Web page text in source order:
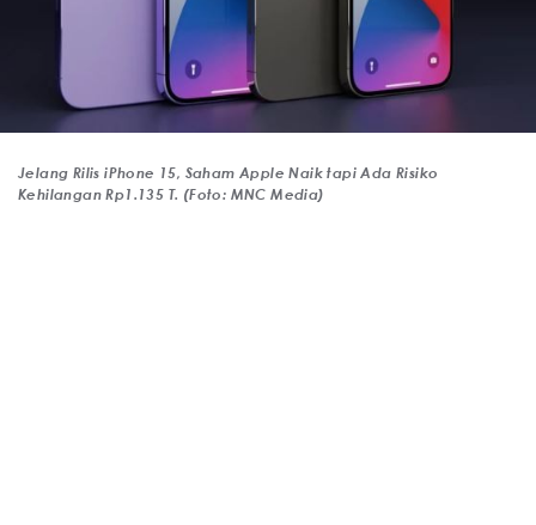
Jelang Rilis iPhone 15, Saham Apple Naik tapi Ada Risiko
Kehilangan Rp1.135 T. (Foto: MNC Media)